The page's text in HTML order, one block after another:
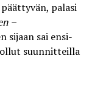
palasi
–
sijaan sai ensi-
ollut suunnitteilla